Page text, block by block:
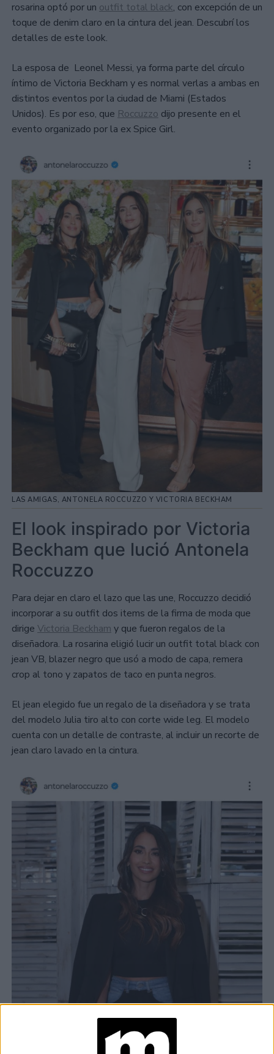
rosarina optó por un outfit total black, con excepción de un
toque de denim claro en la cintura del jean. Descubrí los
detalles de este look.
La esposa de Leonel Messi, ya forma parte del círculo
íntimo de Victoria Beckham y es normal verlas a ambas en
distintos eventos por la ciudad de Miami (Estados
Unidos). Es por eso, que Roccuzzo dijo presente en el
evento organizado por la ex Spice Girl.
LAS AMIGAS, ANTONELA ROCCUZZO Y VICTORIA BECKHAM
El look inspirado por Victoria
Beckham que lució Antonela
Roccuzzo
Para dejar en claro el lazo que las une, Roccuzzo decidió
incorporar a su outfit dos items de la firma de moda que
dirige Victoria Beckham y que fueron regalos de la
diseñadora. La rosarina eligió lucir un outfit total black con
jean VB, blazer negro que usó a modo de capa, remera
crop al tono y zapatos de taco en punta negros.
El jean elegido fue un regalo de la diseñadora y se trata
del modelo Julia tiro alto con corte wide leg. El modelo
cuenta con un detalle de contraste, al incluir un recorte de
jean claro lavado en la cintura.